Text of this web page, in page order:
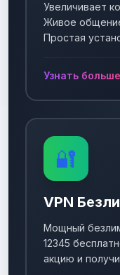
Увеличивает
Живое
Простая
Узнать больше
🔐
VPN
Мощный
12345
акцию и